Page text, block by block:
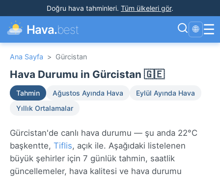
Doğru hava tahminleri. Tüm ülkeleri gör.
Hava.best 🌐 ☰
Ana Sayfa > Gürcistan
Hava Durumu in Gürcistan 🇬🇪
Tahmin Ağustos Ayında Hava
Eylül Ayında Hava
Yıllık Ortalamalar
Gürcistan'de canlı hava durumu — şu anda 22°C
başkentte, Tiflis, açık ile. Aşağıdaki listelenen
büyük şehirler için 7 günlük tahmin, saatlik
güncellemeler, hava kalitesi ve hava durumu